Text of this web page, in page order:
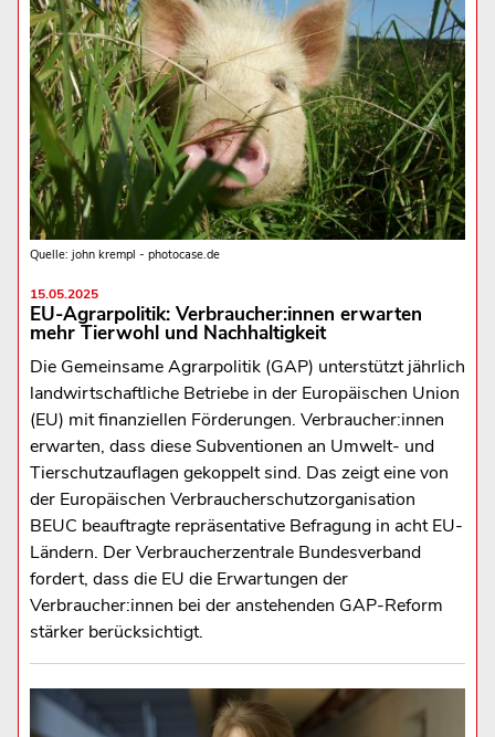
Quelle: john krempl - photocase.de
15.05.2025
EU-Agrarpolitik: Verbraucher:innen erwarten
mehr Tierwohl und Nachhaltigkeit
Die Gemeinsame Agrarpolitik (GAP) unterstützt jährlich
landwirtschaftliche Betriebe in der Europäischen Union
(EU) mit finanziellen Förderungen. Verbraucher:innen
erwarten, dass diese Subventionen an Umwelt- und
Tierschutzauflagen gekoppelt sind. Das zeigt eine von
der Europäischen Verbraucherschutzorganisation
BEUC beauftragte repräsentative Befragung in acht EU-
Ländern. Der Verbraucherzentrale Bundesverband
fordert, dass die EU die Erwartungen der
Verbraucher:innen bei der anstehenden GAP-Reform
stärker berücksichtigt.